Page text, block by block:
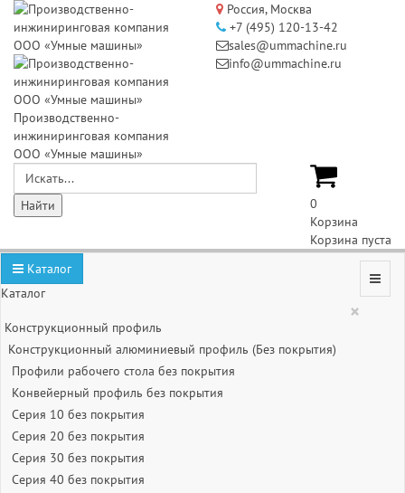
Производственно-
инжиниринговая компания
ООО «Умные машины»
Россия, Москва
+7 (495) 120-13-42
sales@ummachine.ru
info@ummachine.ru
0
Корзина
Корзина пуста
Каталог
Каталог
×
Конструкционный профиль
Конструкционный алюминиевый профиль (Без покрытия)
Профили рабочего стола без покрытия
Конвейерный профиль без покрытия
Серия 10 без покрытия
Серия 20 без покрытия
Серия 30 без покрытия
Серия 40 без покрытия